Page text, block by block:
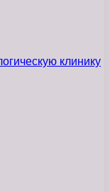
клинику